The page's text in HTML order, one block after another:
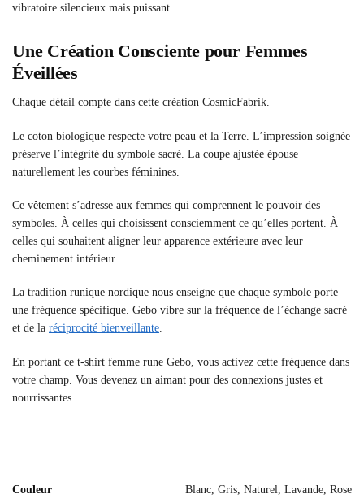
vibratoire silencieux mais puissant.
Une Création Consciente pour Femmes
Éveillées
Chaque détail compte dans cette création CosmicFabrik.
Le coton biologique respecte votre peau et la Terre. L’impression soignée
préserve l’intégrité du symbole sacré. La coupe ajustée épouse
naturellement les courbes féminines.
Ce vêtement s’adresse aux femmes qui comprennent le pouvoir des
symboles. À celles qui choisissent consciemment ce qu’elles portent. À
celles qui souhaitent aligner leur apparence extérieure avec leur
cheminement intérieur.
La tradition runique nordique nous enseigne que chaque symbole porte
une fréquence spécifique. Gebo vibre sur la fréquence de l’échange sacré
et de la réciprocité bienveillante.
En portant ce t-shirt femme rune Gebo, vous activez cette fréquence dans
votre champ. Vous devenez un aimant pour des connexions justes et
nourrissantes.
Couleur Blanc, Gris, Naturel, Lavande, Rose